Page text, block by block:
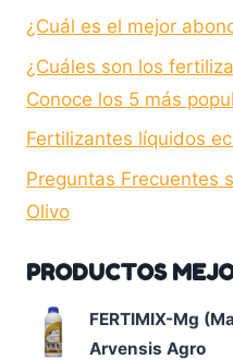
¿Cuál es el mejor
¿Cuáles son los
Conoce los 5 más
Fertilizantes líquidos
Preguntas Frecuentes
Olivo
PRODUCTOS
FERTIMIX-Mg
Arvensis Agro